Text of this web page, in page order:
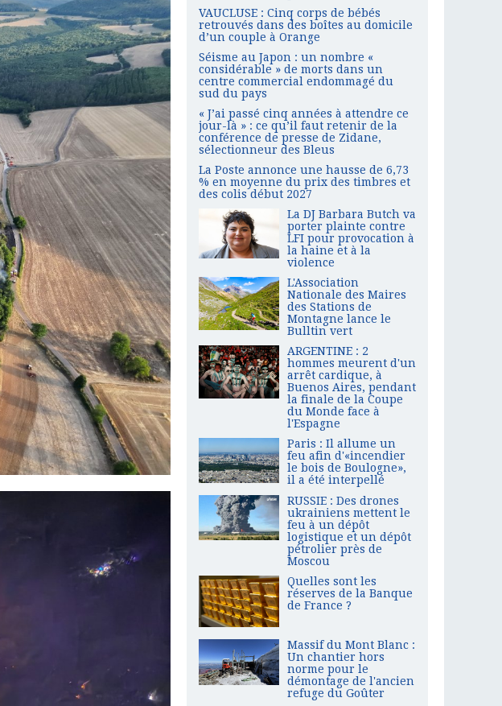
VAUCLUSE : Cinq corps de bébés
retrouvés dans des boîtes au domicile
d’un couple à Orange
Séisme au Japon : un nombre «
considérable » de morts dans un
centre commercial endommagé du
sud du pays
« J’ai passé cinq années à attendre ce
jour-là » : ce qu’il faut retenir de la
conférence de presse de Zidane,
sélectionneur des Bleus
La Poste annonce une hausse de 6,73
% en moyenne du prix des timbres et
des colis début 2027
La DJ Barbara Butch va
porter plainte contre
LFI pour provocation à
la haine et à la
violence
L'Association
Nationale des Maires
des Stations de
Montagne lance le
Bulltin vert
ARGENTINE : 2
hommes meurent d'un
arrêt cardique, à
Buenos Aires, pendant
la finale de la Coupe
du Monde face à
l'Espagne
Paris : Il allume un
feu afin d'«incendier
le bois de Boulogne»,
il a été interpellé
RUSSIE : Des drones
ukrainiens mettent le
feu à un dépôt
logistique et un dépôt
pétrolier près de
Moscou
Quelles sont les
réserves de la Banque
de France ?
Massif du Mont Blanc :
Un chantier hors
norme pour le
démontage de l'ancien
refuge du Goûter